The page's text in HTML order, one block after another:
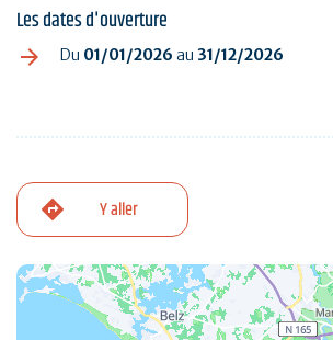
Les dates d'ouverture
Du 01/01/2026 au 31/12/2026
Y aller